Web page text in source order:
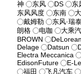
神
东风 DS 东
东风风度
东南
戴姆勒
东风·瑞
朗格
电咖 大乘
BROWN
DeLorean
Delage
Datsun
Electra Meccanica
EdisonFuture
E-
福田
飞凡汽车